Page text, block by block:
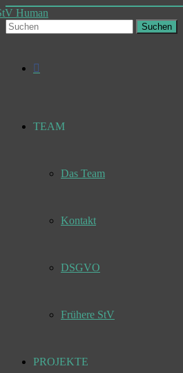
Skip
to
content
Human
Deine
Suchen
TEAM
Das Team
Kontakt
DSGVO
Frühere StV
PROJEKTE